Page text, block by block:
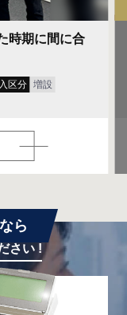
時期に間に合
区分 増設
ら
さい !